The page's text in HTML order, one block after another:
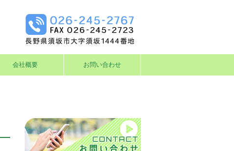
会社概要 お問い合わせ